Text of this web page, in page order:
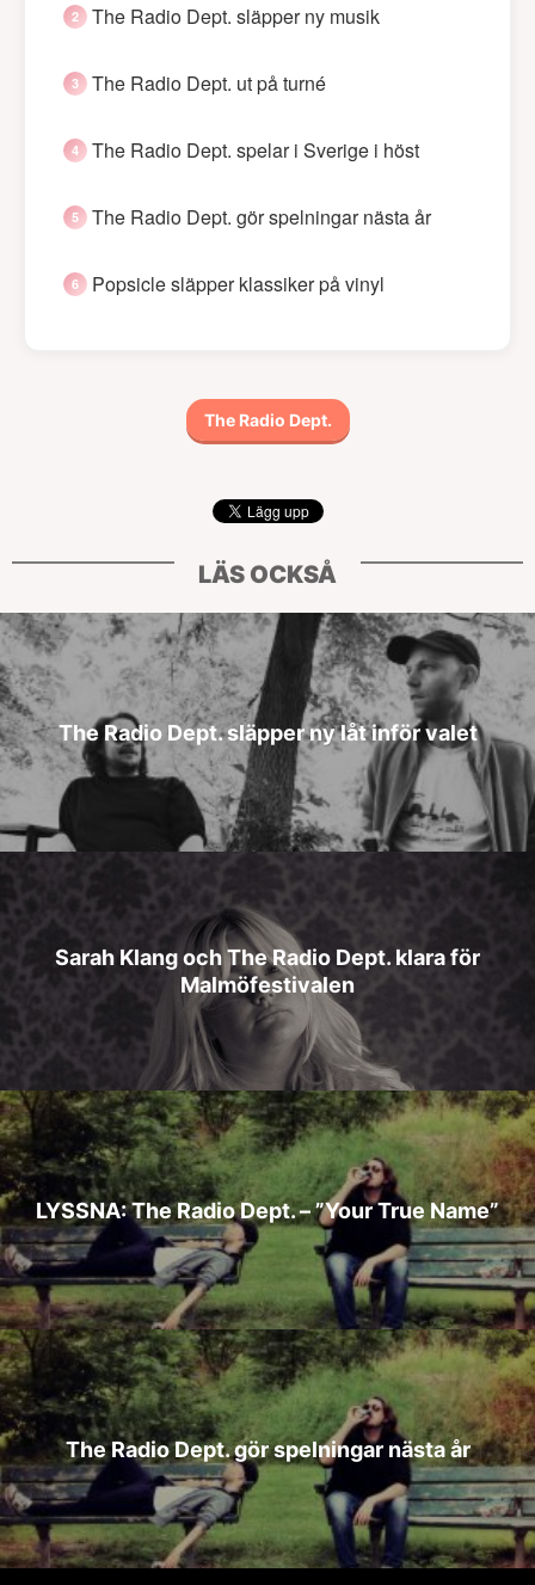
The Radio Dept. släpper ny musik
The Radio Dept. ut på turné
The Radio Dept. spelar i Sverige i höst
The Radio Dept. gör spelningar nästa år
Popsicle släpper klassiker på vinyl
The Radio Dept.
LÄS OCKSÅ
The Radio Dept. släpper ny låt inför valet
Sarah Klang och The Radio Dept. klara för
Malmöfestivalen
LYSSNA: The Radio Dept. – ”Your True Name”
The Radio Dept. gör spelningar nästa år